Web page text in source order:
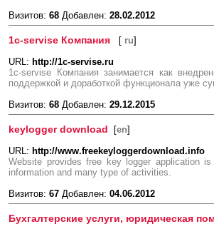
Визитов: 68 Добавлен: 28.02.2012
1c-servise Компания [ ru]
URL: http://1c-servise.ru
1c-servise Компания занимается как
поддержкой и доработкой функционала уже
Визитов: 68 Добавлен: 29.12.2015
keylogger download [en]
URL: http://www.freekeyloggerdownload.info
Website provides free key logger application
information and many type of activities.
Визитов: 67 Добавлен: 04.06.2012
Бухгалтерские услуги, юридическая